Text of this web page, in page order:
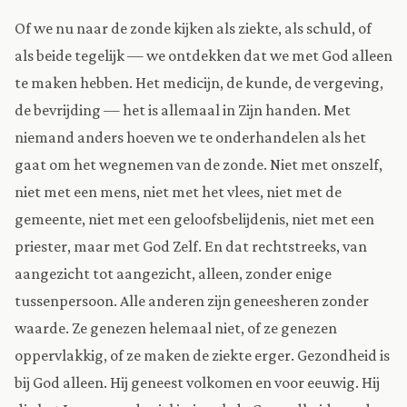
Of we nu naar de zonde kijken als ziekte, als schuld, of
als beide tegelijk — we ontdekken dat we met God alleen
te maken hebben. Het medicijn, de kunde, de vergeving,
de bevrijding — het is allemaal in Zijn handen. Met
niemand anders hoeven we te onderhandelen als het
gaat om het wegnemen van de zonde. Niet met onszelf,
niet met een mens, niet met het vlees, niet met de
gemeente, niet met een geloofsbelijdenis, niet met een
priester, maar met God Zelf. En dat rechtstreeks, van
aangezicht tot aangezicht, alleen, zonder enige
tussenpersoon. Alle anderen zijn geneesheren zonder
waarde. Ze genezen helemaal niet, of ze genezen
oppervlakkig, of ze maken de ziekte erger. Gezondheid is
bij God alleen. Hij geneest volkomen en voor eeuwig. Hij